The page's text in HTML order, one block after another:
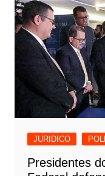
JURIDICO
Presidentes